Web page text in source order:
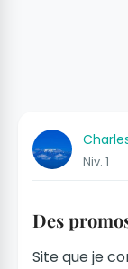
Niv. 1
Des
Site que je